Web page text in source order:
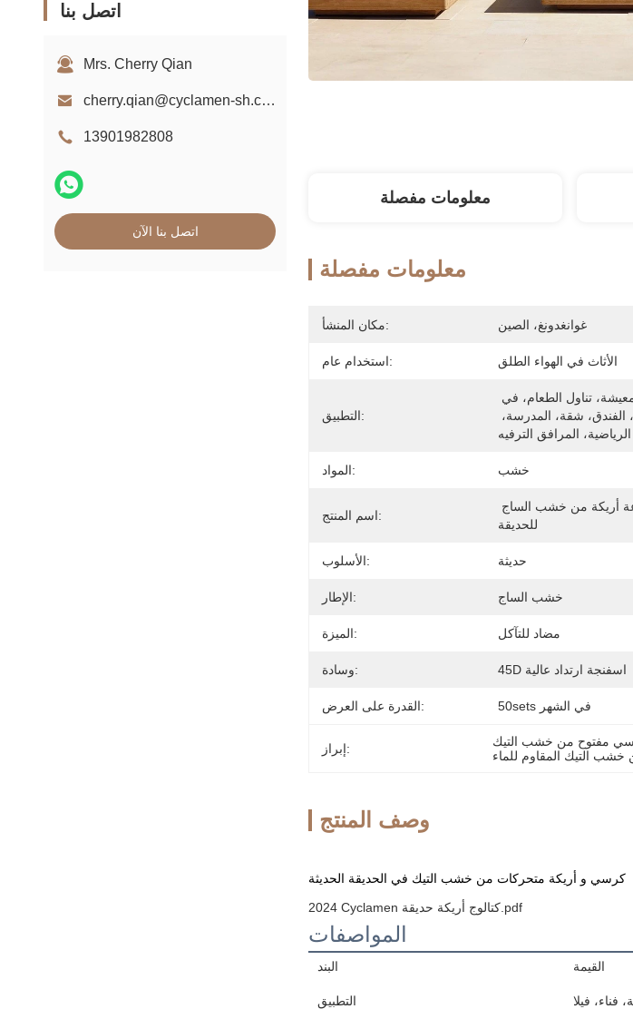
اتصل بنا
Mrs. Cherry Qian
cherry.qian@cyclamen-sh.com
13901982808
اتصل بنا الآن
معلومات مفصلة
معلومات مفصلة
مكان المنشأ: غوانغدونغ، الصين
استخدام عام: الأثاث في الهواء الطلق
التطبيق:
المرافق الترفيه
المواد: خشب
اسم المنتج:
للحديقة
الأسلوب: حديثة
الإطار: خشب الساج
الميزة: مضاد للتآكل
وسادة: 45D اسفنجة ارتداد عالية
القدرة على العرض: 50sets في الشهر
إبراز: مفتوح من خشب التيك
خشب التيك المقاوم للماء
وصف المنتج
كرسي و أريكة متحركات من خشب التيك في الحديقة الحديثة
2024 Cyclamen كتالوج أريكة حديقة.pdf
المواصفات
البند القيمة
التطبيق فناء، فيلا